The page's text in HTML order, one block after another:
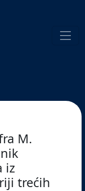
M.
iz
trećih